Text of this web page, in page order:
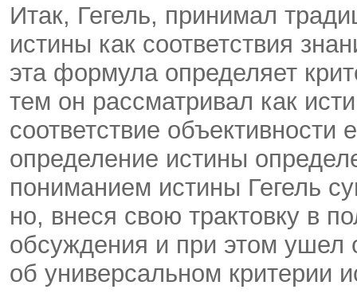
Итак, Гегель, принимал
истины как соответствия
эта формула определяет
тем он рассматривал как
соответствие
определение истины
пониманием истины Гегель
но, внеся свою трактовку в
обсуждения и при этом ушел
об универсальном критерии